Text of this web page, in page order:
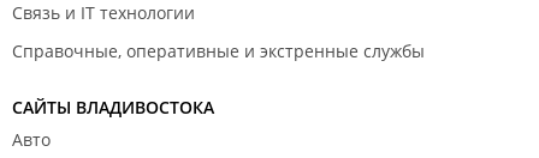
Связь и IT технологии
Справочные, оперативные и экстренные службы
САЙТЫ ВЛАДИВОСТОКА
Авто